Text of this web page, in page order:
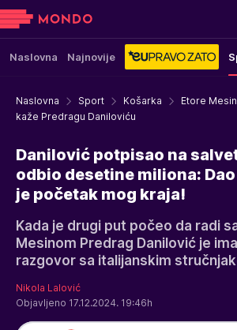
Naslovna Najnovije
Naslovna Sport Košarka
Etore
kaže Predragu Daniloviću
Danilović potpisao na
odbio desetine miliona:
je početak mog kraja!
Kada je drugi put počeo da radi
Mesinom Predrag Danilović je
razgovor sa italijanskim
Nikola Lalović
Objavljeno 17.12.2024. 19:46h